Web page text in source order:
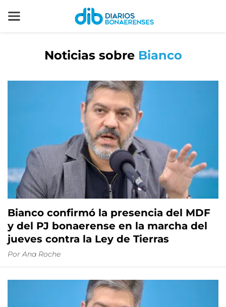
Noticias sobre Bianco
Bianco confirmó la presencia del MDF
y del PJ bonaerense en la marcha del
jueves contra la Ley de Tierras
Por Ana Roche